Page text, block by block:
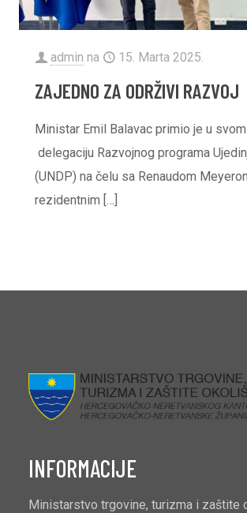
admin na 15. Marta 2025.
ZAJEDNO ZA ODRŽIVI RAZVOJ
Ministar Emil Balavac primio je u
delegaciju Razvojnog programa
(UNDP) na čelu sa Renaudom
rezidentnim […]
INFORMACIJE
Ministarstvo trgovine, turizma i zaštite